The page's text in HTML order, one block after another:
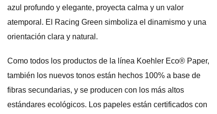
azul profundo y elegante, proyecta calma y un valor
atemporal. El Racing Green simboliza el dinamismo y una
orientación clara y natural.
Como todos los productos de la línea Koehler Eco® Paper,
también los nuevos tonos están hechos 100% a base de
fibras secundarias, y se producen con los más altos
estándares ecológicos. Los papeles están certificados con